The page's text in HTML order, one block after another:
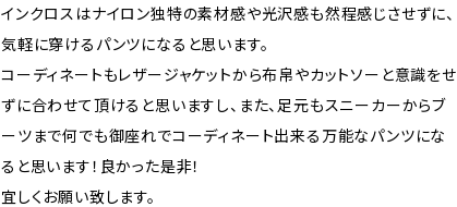
インクロスはナイロン独特の素材感や光沢感も然程感じさせずに、
気軽に穿けるパンツになると思います。
コーディネートもレザージャケットから布帛やカットソーと意識をせ
ずに合わせて頂けると思いますし、また、足元もスニーカーからブ
ーツまで何でも御座れでコーディネート出来る万能なパンツにな
ると思います！良かった是非！
宜しくお願い致します。